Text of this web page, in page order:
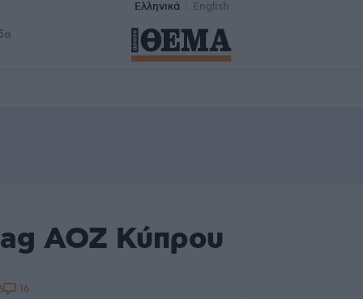
Ελληνικά English
ΑΟΖ Κύπρου
16